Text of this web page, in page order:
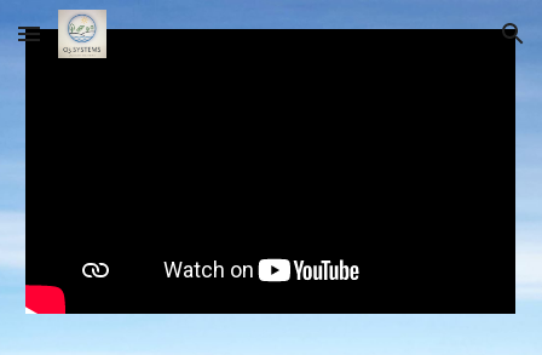
Skip to main content Skip to navigation